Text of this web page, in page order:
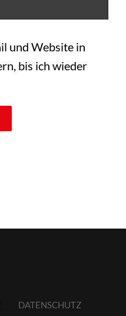
und Website in
bis ich wieder
DATENSCHUTZ